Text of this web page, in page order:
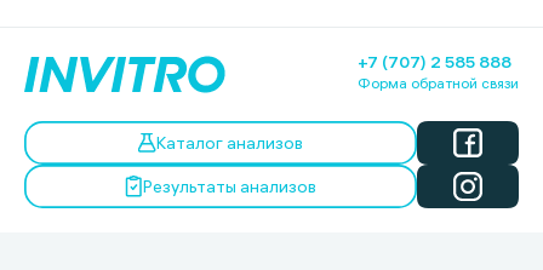
+7 (707) 2 585 888
Форма обратной связи
Каталог анализов
Результаты анализов